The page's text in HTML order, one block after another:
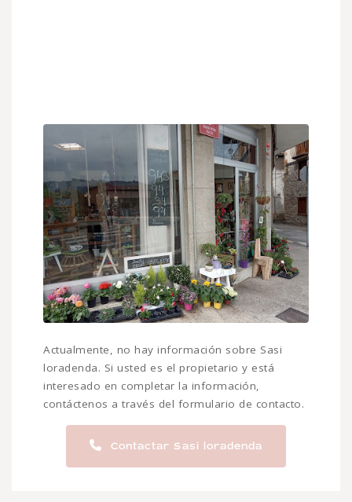
Actualmente, no hay información sobre Sasi
loradenda. Si usted es el propietario y está
interesado en completar la información,
contáctenos a través del formulario de contacto.
Contactar Sasi loradenda